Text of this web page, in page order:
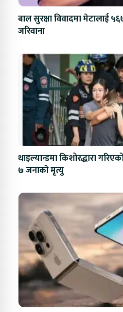
बाल सुरक्षा विवादमा मेटालाई
जरिवाना
थाइल्यान्डमा किशोरद्धारा
७ जनाको मृत्यु